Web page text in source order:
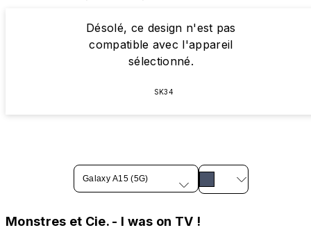
Désolé, ce design n'est pas
compatible avec l'appareil
sélectionné.
SK34
Galaxy A15 (5G)
Monstres et Cie. - I was on TV !